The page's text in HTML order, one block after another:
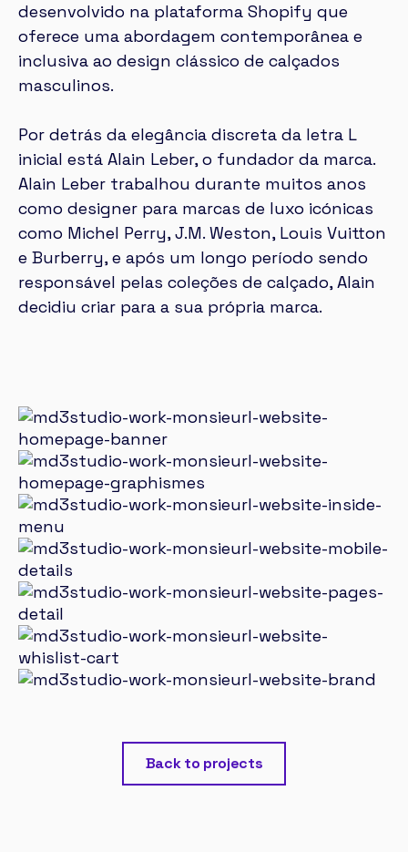
desenvolvido na plataforma Shopify que
oferece uma abordagem contemporânea e
inclusiva ao design clássico de calçados
masculinos.
Por detrás da elegância discreta da letra L
inicial está Alain Leber, o fundador da marca.
Alain Leber trabalhou durante muitos anos
como designer para marcas de luxo icónicas
como Michel Perry, J.M. Weston, Louis Vuitton
e Burberry, e após um longo período sendo
responsável pelas coleções de calçado, Alain
decidiu criar para a sua própria marca.
Back to projects